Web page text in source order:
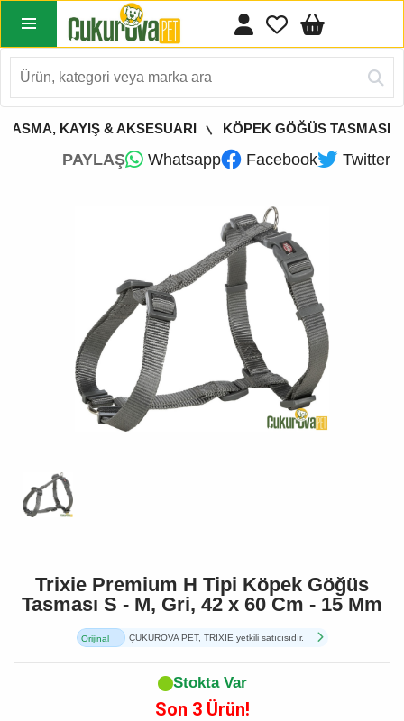
TASMA, KAYIŞ & AKSESUARI KÖPEK GÖĞÜS TASMASI
PAYLAŞ Whatsapp Facebook Twitter
Trixie Premium H Tipi Köpek Göğüs
Tasması S - M, Gri, 42 x 60 Cm - 15 Mm
Orijinal
ÇUKUROVA PET, TRIXIE yetkili satıcısıdır.
Stokta Var
Son 3 Ürün!